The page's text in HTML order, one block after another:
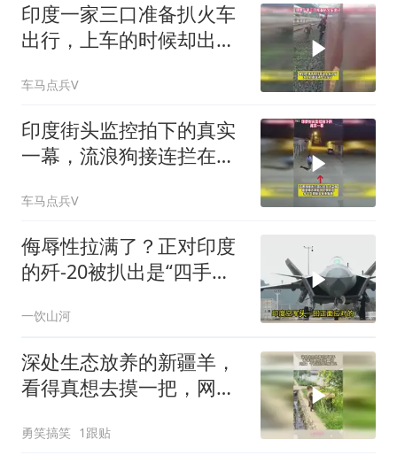
印度一家三口准备扒火车
出行，上车的时候却出现
车马点兵V
印度街头监控拍下的真实
一幕，流浪狗接连拦在女
车马点兵V
侮辱性拉满了？正对印度
的歼-20被扒出是“四手老
一饮山河
深处生态放养的新疆羊，
看得真想去摸一把，网
勇笑搞笑 1跟贴